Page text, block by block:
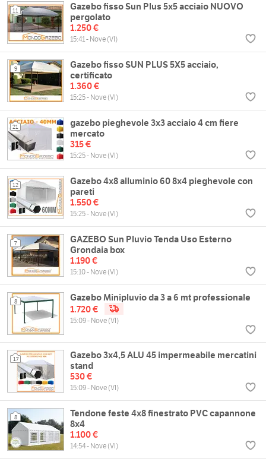
11
Gazebo fisso Sun Plus 5x5 acciaio NUOVO
pergolato
1.250 €
15:41 - Nove (VI)
9
Gazebo fisso SUN PLUS 5X5 acciaio,
certificato
1.360 €
15:25 - Nove (VI)
21
gazebo pieghevole 3x3 acciaio 4 cm fiere
mercato
315 €
15:25 - Nove (VI)
12
Gazebo 4x8 alluminio 60 8x4 pieghevole con
pareti
1.550 €
15:25 - Nove (VI)
7
GAZEBO Sun Pluvio Tenda Uso Esterno
Grondaia box
1.190 €
15:10 - Nove (VI)
8
Gazebo Minipluvio da 3 a 6 mt professionale
1.720 €
15:09 - Nove (VI)
17
Gazebo 3x4,5 ALU 45 impermeabile mercatini
stand
530 €
15:09 - Nove (VI)
8
Tendone feste 4x8 finestrato PVC capannone
8x4
1.100 €
14:54 - Nove (VI)